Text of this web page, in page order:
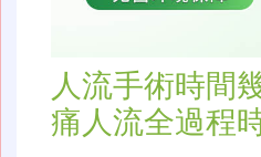
人流手術時間
痛人流全過程